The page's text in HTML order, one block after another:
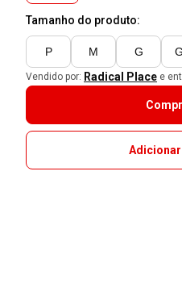
Tamanho do produto:
P M G
Vendido por: Radical Place e